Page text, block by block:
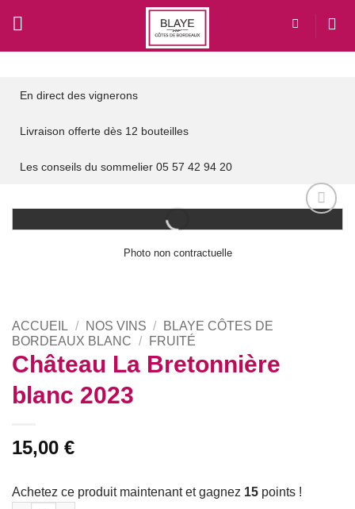
contenu
En direct des vignerons
Livraison offerte dès 12 bouteilles
Les conseils du sommelier 05 57 42 94 20
Add to
Photo non contractuelle
ACCUEIL / NOS VINS /
BLAYE CÔTES DE
BORDEAUX BLANC / FRUITÉ
Château La Bretonnière
blanc 2023
15,00 €
Achetez ce produit maintenant et gagnez 15 points !